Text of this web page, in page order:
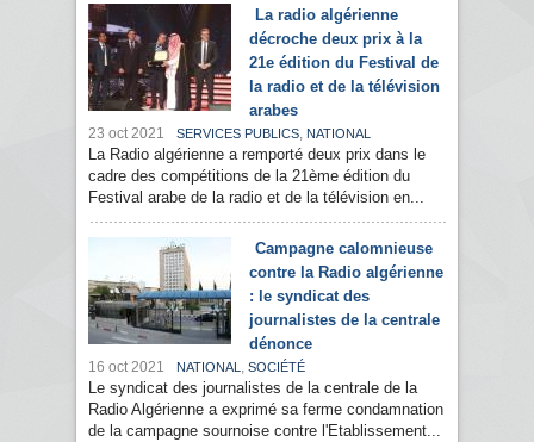
La radio algérienne
décroche deux prix à la
21e édition du Festival de
la radio et de la télévision
arabes
23 oct 2021 SERVICES PUBLICS, NATIONAL
La Radio algérienne a remporté deux prix dans le
cadre des compétitions de la 21ème édition du
Festival arabe de la radio et de la télévision en...
Campagne calomnieuse
contre la Radio algérienne
: le syndicat des
journalistes de la centrale
dénonce
16 oct 2021 NATIONAL , SOCIÉTÉ
Le syndicat des journalistes de la centrale de la
Radio Algérienne a exprimé sa ferme condamnation
de la campagne sournoise contre l'Etablissement...